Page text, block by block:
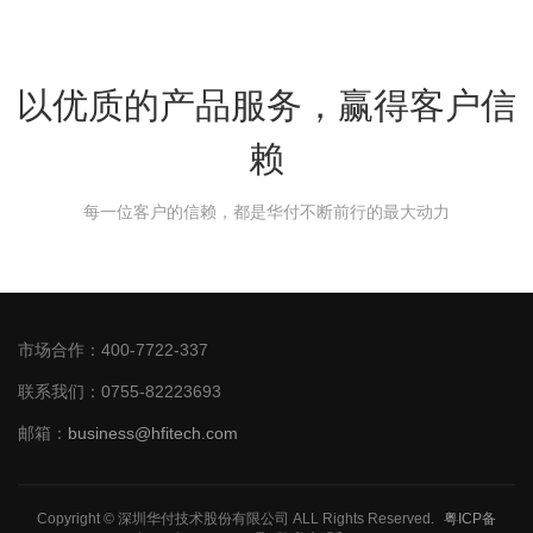
以优质的产品服务，赢得客户信
赖
每一位客户的信赖，都是华付不断前行的最大动力
市场合作：400-7722-337
联系我们：0755-82223693
邮箱： business@hfitech.com
Copyright © 深圳华付技术股份有限公司 ALL Rights Reserved. 粤ICP备